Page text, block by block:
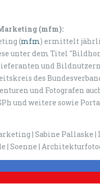
(mfm):
(mfm) ermittelt
unter dem Titel
und
des
und Fotografen
DGPh und weitere sowie
| Sabine Pallaske
| Soenne |